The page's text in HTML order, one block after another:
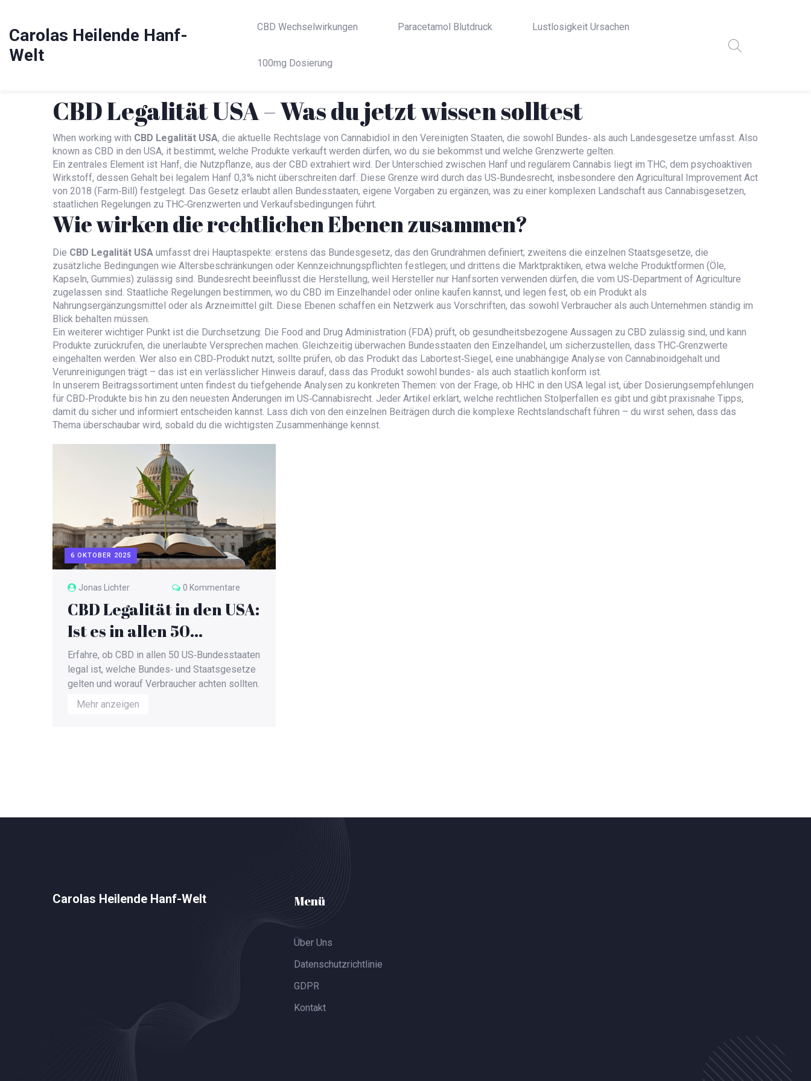
Carolas Heilende Hanf-
Welt
CBD Wechselwirkungen Paracetamol Blutdruck Lustlosigkeit Ursachen
100mg Dosierung
CBD Legalität USA – Was du jetzt wissen solltest
When working with CBD Legalität USA, die aktuelle Rechtslage von Cannabidiol in den Vereinigten Staaten, die sowohl Bundes‑ als auch Landesgesetze umfasst. Also
known as CBD in den USA, it bestimmt, welche Produkte verkauft werden dürfen, wo du sie bekommst und welche Grenzwerte gelten.
Ein zentrales Element ist Hanf, die Nutzpflanze, aus der CBD extrahiert wird. Der Unterschied zwischen Hanf und regulärem Cannabis liegt im THC, dem psychoaktiven
Wirkstoff, dessen Gehalt bei legalem Hanf 0,3% nicht überschreiten darf. Diese Grenze wird durch das US‑Bundesrecht, insbesondere den Agricultural Improvement Act
von 2018 (Farm‑Bill) festgelegt. Das Gesetz erlaubt allen Bundesstaaten, eigene Vorgaben zu ergänzen, was zu einer komplexen Landschaft aus Cannabisgesetzen,
staatlichen Regelungen zu THC‑Grenzwerten und Verkaufsbedingungen führt.
Wie wirken die rechtlichen Ebenen zusammen?
Die CBD Legalität USA umfasst drei Hauptaspekte: erstens das Bundesgesetz, das den Grundrahmen definiert; zweitens die einzelnen Staatsgesetze, die
zusätzliche Bedingungen wie Altersbeschränkungen oder Kennzeichnungspflichten festlegen; und drittens die Marktpraktiken, etwa welche Produktformen (Öle,
Kapseln, Gummies) zulässig sind. Bundesrecht beeinflusst die Herstellung, weil Hersteller nur Hanfsorten verwenden dürfen, die vom US‑Department of Agriculture
zugelassen sind. Staatliche Regelungen bestimmen, wo du CBD im Einzelhandel oder online kaufen kannst, und legen fest, ob ein Produkt als
Nahrungsergänzungsmittel oder als Arzneimittel gilt. Diese Ebenen schaffen ein Netzwerk aus Vorschriften, das sowohl Verbraucher als auch Unternehmen ständig im
Blick behalten müssen.
Ein weiterer wichtiger Punkt ist die Durchsetzung: Die Food and Drug Administration (FDA) prüft, ob gesundheitsbezogene Aussagen zu CBD zulässig sind, und kann
Produkte zurückrufen, die unerlaubte Versprechen machen. Gleichzeitig überwachen Bundesstaaten den Einzelhandel, um sicherzustellen, dass THC‑Grenzwerte
eingehalten werden. Wer also ein CBD‑Produkt nutzt, sollte prüfen, ob das Produkt das Labortest‑Siegel, eine unabhängige Analyse von Cannabinoidgehalt und
Verunreinigungen trägt – das ist ein verlässlicher Hinweis darauf, dass das Produkt sowohl bundes- als auch staatlich konform ist.
In unserem Beitragssortiment unten findest du tiefgehende Analysen zu konkreten Themen: von der Frage, ob HHC in den USA legal ist, über Dosierungsempfehlungen
für CBD‑Produkte bis hin zu den neuesten Änderungen im US‑Cannabisrecht. Jeder Artikel erklärt, welche rechtlichen Stolperfallen es gibt und gibt praxisnahe Tipps,
damit du sicher und informiert entscheiden kannst. Lass dich von den einzelnen Beiträgen durch die komplexe Rechtslandschaft führen – du wirst sehen, dass das
Thema überschaubar wird, sobald du die wichtigsten Zusammenhänge kennst.
6 OKTOBER 2025
Jonas Lichter 0 Kommentare
CBD Legalität in den USA:
Ist es in allen 50
Bundesstaaten erlaubt?
Erfahre, ob CBD in allen 50 US‑Bundesstaaten
legal ist, welche Bundes‑ und Staatsgesetze
gelten und worauf Verbraucher achten sollten.
Mehr anzeigen
Carolas Heilende Hanf-Welt Menü
Über Uns
Datenschutzrichtlinie
GDPR
Kontakt